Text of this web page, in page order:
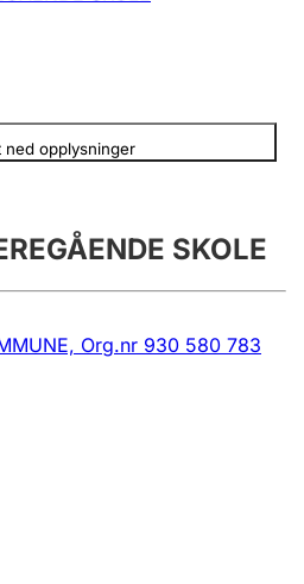
ned opplysninger
SKOLE
Org.nr 930 580 783